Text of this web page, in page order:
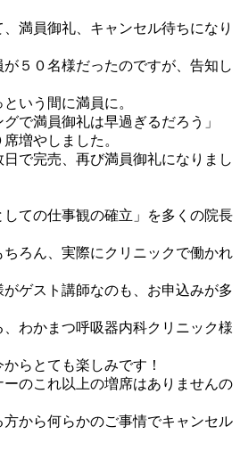
満員御礼、キャンセル待ちになり
５０名様だったのですが、告知し
いう間に満員に。
で満員御礼は早過ぎるだろう」
増やしました。
で完売、再び満員御礼になりまし
しての仕事観の確立」を多くの院長
ろん、実際にクリニックで働かれ
ゲスト講師なのも、お申込みが多
わかまつ呼吸器内科クリニック様
らとても楽しみです！
のこれ以上の増席はありませんの
から何らかのご事情でキャンセル